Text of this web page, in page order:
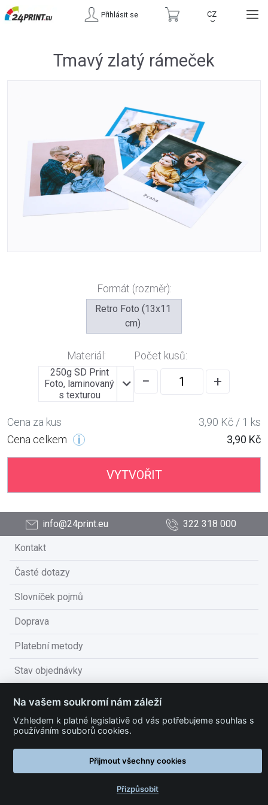
Přihlásit se CZ
›
Tmavý zlatý rámeček
Formát (rozměr):
Retro Foto (13x11
cm)
Materiál:
250g SD Print
Foto, laminovaný
s texturou
Počet kusů:
− +
Cena za kus
3,90 Kč / 1 ks
Cena celkem
3,90 Kč
VYTVOŘIT
info@24print.eu 322 318 000
Kontakt
Časté dotazy
Slovníček pojmů
Doprava
Platební metody
Stav objednávky
Obchodní podmínky
Technické podmínky
Na vašem soukromí nám záleží
Vzhledem k platné legislativě od vás potřebujeme souhlas s
používáním souborů cookies.
Přijmout všechny cookies
Přizpůsobit